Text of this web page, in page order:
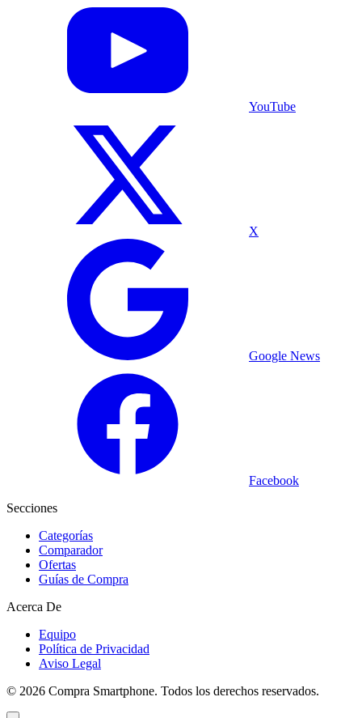
YouTube
X
Google News
Facebook
Secciones
Categorías
Comparador
Ofertas
Guías de Compra
Acerca De
Equipo
Política de Privacidad
Aviso Legal
© 2026 Compra Smartphone. Todos los derechos reservados.